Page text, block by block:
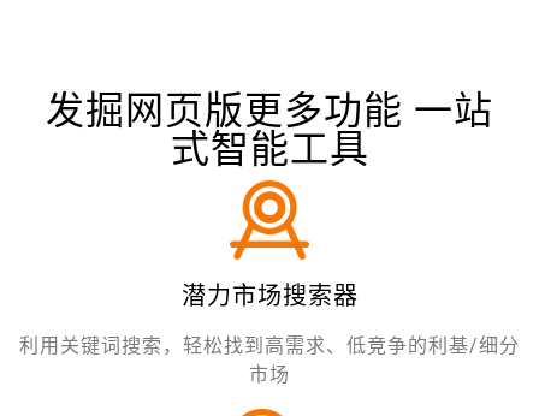
发掘网页版更多功能 一站
式智能工具
潜力市场搜索器
利用关键词搜索，轻松找到高需求、低竞争的利基/细分
市场